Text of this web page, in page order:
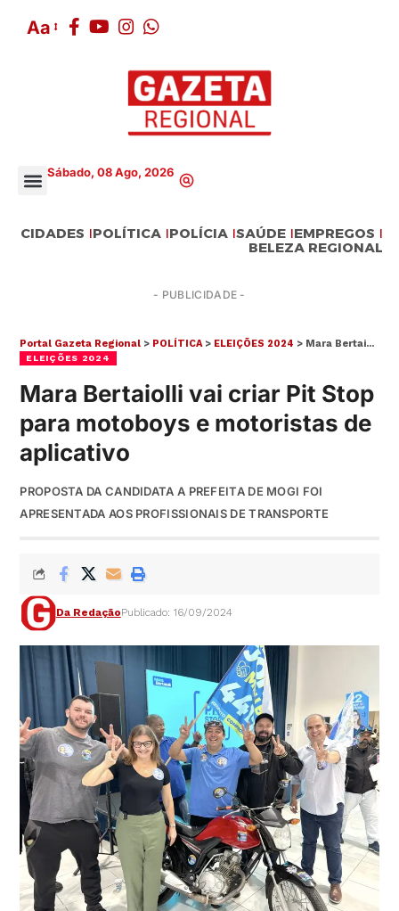
Aa
Sábado, 08 Ago, 2026
CIDADES POLÍTICA POLÍCIA SAÚDE EMPREGOS
BELEZA REGIONAL
- PUBLICIDADE -
Portal Gazeta Regional > POLÍTICA> ELEIÇÕES 2024 > Mara Bertaiolli vai criar Pit Stop para motoboys e motoristas de aplicativo
ELEIÇÕES 2024
Mara Bertaiolli vai criar Pit Stop
para motoboys e motoristas de
aplicativo
PROPOSTA DA CANDIDATA A PREFEITA DE MOGI FOI
APRESENTADA AOS PROFISSIONAIS DE TRANSPORTE
Da RedaçãoPublicado: 16/09/2024